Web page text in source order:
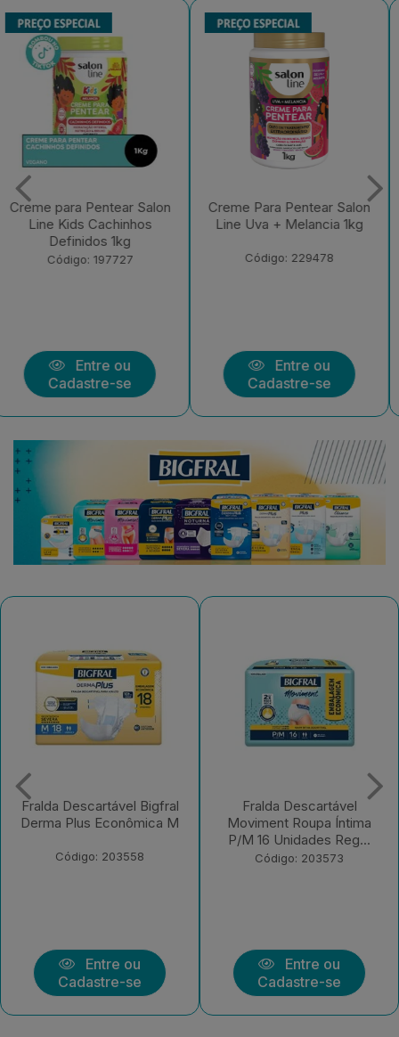
Creme Para Pentear Salon
Line Uva + Melancia 1kg
Código: 229478
Entre ou
Cadastre-se
Creme Para Pentear Salon
Line Kids Açaí Sem Frizz
Código: 229472
Entre ou
Cadastre-se
Fralda Descartável
Moviment Roupa Íntima
Código: 203573
Entre ou
Cadastre-se
Fralda Descartável Bigfral
Clássica Regular EX 7
Unidades
Código: 203570
Entre ou
Cadastre-se